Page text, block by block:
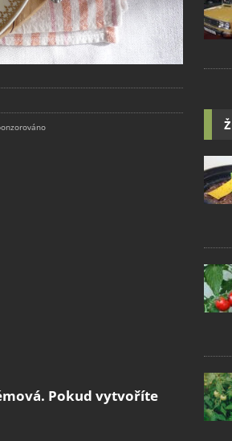
Pokud vytvoříte